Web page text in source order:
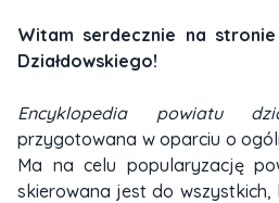
Witam serdecznie na
Działdowskiego!
Encyklopedia powiatu
przygotowana w oparciu o
Ma na celu popularyzację
skierowana jest do wszystkich,